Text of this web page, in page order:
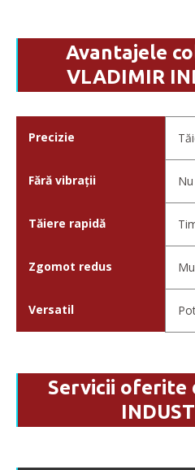
Avantajele
VLADIMIR
Precizie
Fără vibrații
Tăiere rapidă
Zgomot redus
Versatil
Servicii oferite